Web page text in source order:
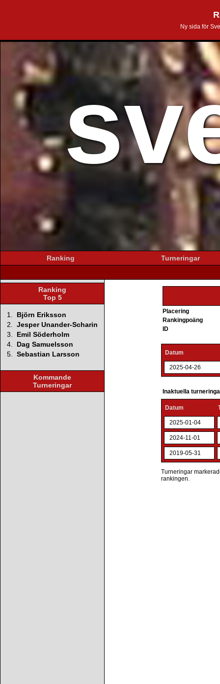
Ny sida för
Ranking Turneringar
Ranking
Top 5
1.
Björn Eriksson
2. Jesper Unander-Scharin
3.
Emil Söderholm
4.
Dag Samuelsson
5. Sebastian Larsson
Kommande
Turneringar
Placering
Rankingpoäng
ID
Datum
2025-04-26
Inaktuella
Datum
2025-01-04
2024-11-01
2019-05-31
Turneringar
rankingen.